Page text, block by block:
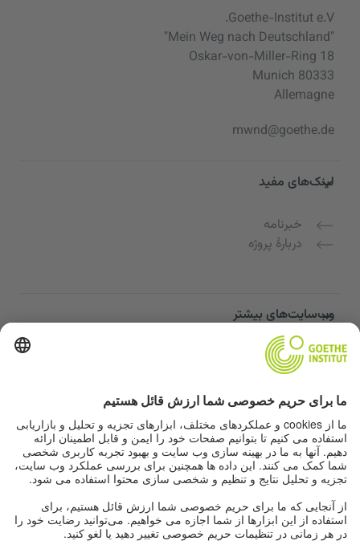
Goethe-Institut e.V.
"Mein Weg nach Deutschland"
Oskar-von-Miller-Ring 18
80333 Munich
Allemagne
mwnd@goethe.de
لینک‌های مفید
خبرنامه
دربارهٔ پروژه
وب‌سایت‌های بیشتر
Community “Deutsch für dich”
تمرین زبان آلمانی به صورت رایگان
دوره‌های زبان آلمانی مؤسسه گوته
پورتال معلمان "Deutschstunde"
حریم خصوصی و دسترسی‌پذیری
تنظیمات حریم خصوصی